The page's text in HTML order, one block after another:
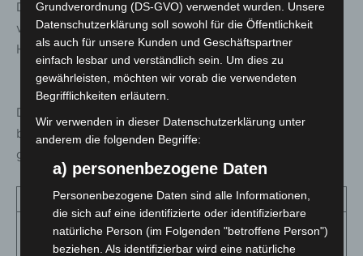
Deutschlandtickets, davon 1.106 die 365-Euro-Variante,
vor Einführung des 365-Euro-Tickets der Region
Hannover waren es 172 Vertragspartner.
Die Verteilung der von der Region Hannover
bezuschussten Deutschlandtickets stellt sich aktuell und
gerundet wie folgt dar:
D-Ticket Hannover Job
35.000
D-Ticket Hannover Job
17.700
Grundverordnung (DS-GVO) verwendet wurden. Unsere
Datenschutzerklärung soll sowohl für die Öffentlichkeit
als auch für unsere Kunden und Geschäftspartner
einfach lesbar und verständlich sein. Um dies zu
gewährleisten, möchten wir vorab die verwendeten
Begrifflichkeiten erläutern.
Wir verwenden in dieser Datenschutzerklärung unter
anderem die folgenden Begriffe:
a) personenbezogene Daten
Personenbezogene Daten sind alle Informationen,
die sich auf eine identifizierte oder identifizierbare
natürliche Person (im Folgenden "betroffene Person")
beziehen. Als identifizierbar wird eine natürliche